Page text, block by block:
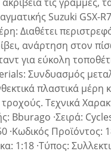
Suzuki GSX-
Διαθέτει
ανάρτηση στον
για εύκολη
Συνδυασμός
πλαστικά μέρη
Τεχνικά
Bburago ·Σειρά:
·Κωδικός Προϊόντος:
1:18 ·Τύπος: